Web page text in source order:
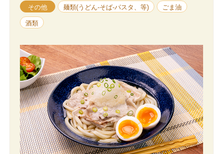
その他 麺類(うどん-そば-パスタ、等) ごま油
酒類